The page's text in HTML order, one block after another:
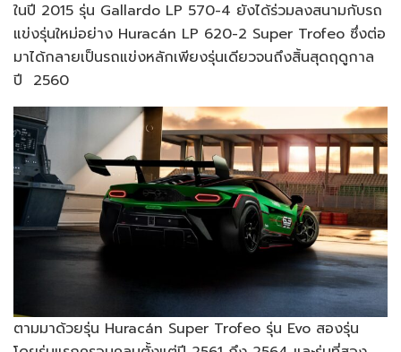
ในปี 2015 รุ่น Gallardo LP 570-4 ยังได้ร่วมลงสนามกับรถ
แข่งรุ่นใหม่อย่าง Huracán LP 620-2 Super Trofeo ซึ่งต่อ
มาได้กลายเป็นรถแข่งหลักเพียงรุ่นเดียวจนถึงสิ้นสุดฤดูกาล
ปี 2560
ตามมาด้วยรุ่น Huracán Super Trofeo รุ่น Evo สองรุ่น